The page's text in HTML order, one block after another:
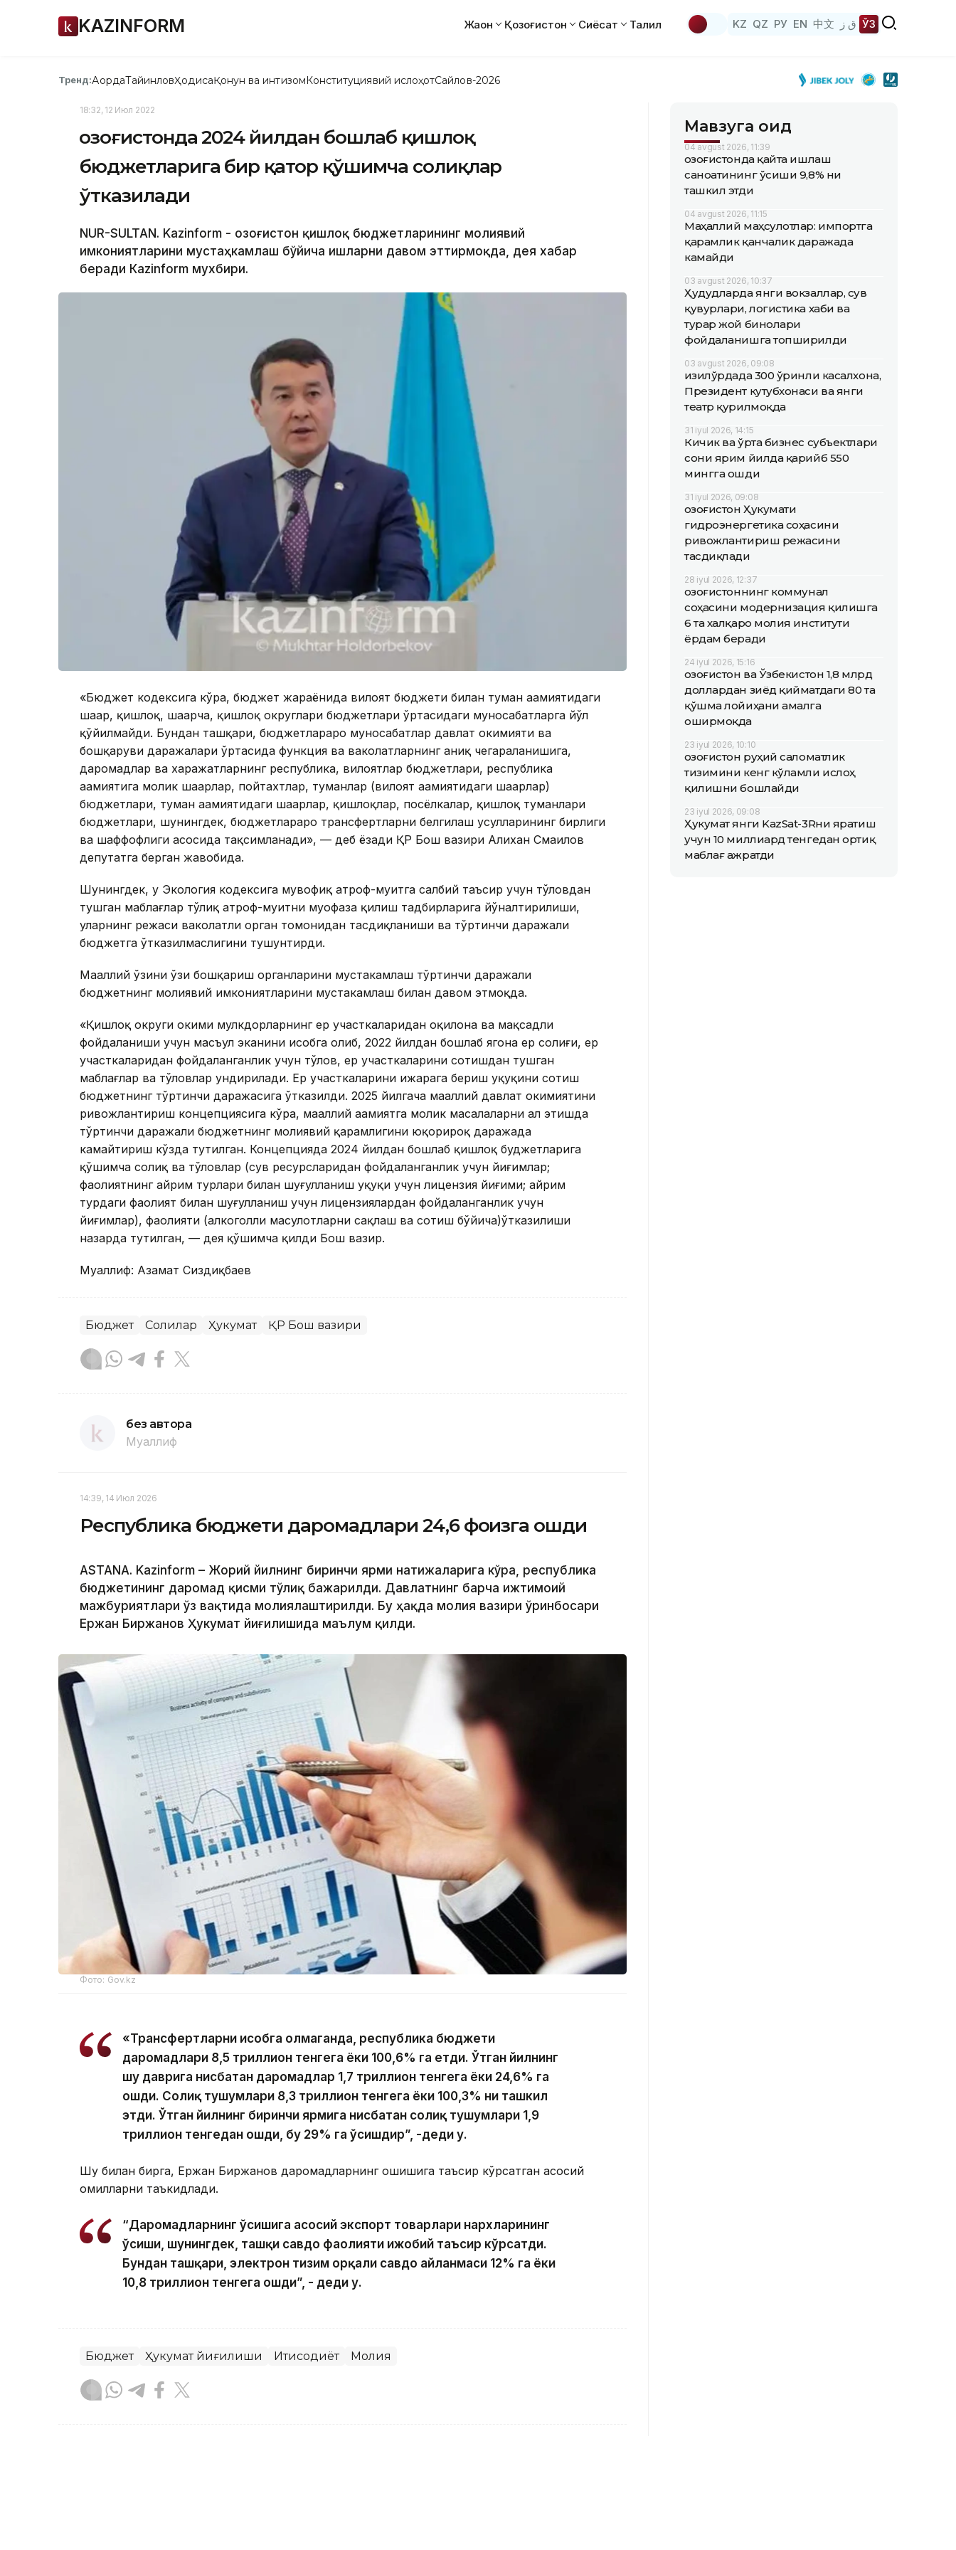
KAZINFORM Жаҳон Қозоғистон Сиёсат Таҳлил KZ QZ РУ EN 中文 ق ز ЎЗ
Тренд:АқордаТайинловҲодисаҚонун ва интизомКонституциявий ислоҳотСайлов-2026
18:32, 12 Июл 2022
Қозоғистонда 2024 йилдан бошлаб қишлоқ
бюджетларига бир қатор қўшимча солиқлар
ўтказилади
NUR-SULTAN. Kazinform - Қозоғистон қишлоқ бюджетларининг молиявий
имкониятларини мустаҳкамлаш бўйича ишларни давом эттирмоқда, дея хабар
беради Кazinform мухбири.
«Бюджет кодексига кўра, бюджет жараёнида вилоят бюджети билан туман аҳамиятидаги
шаҳар, қишлоқ, шаҳарча, қишлоқ округлари бюджетлари ўртасидаги муносабатларга йўл
қўйилмайди. Бундан ташқари, бюджетлараро муносабатлар давлат ҳокимияти ва
бошқаруви даражалари ўртасида функция ва ваколатларнинг аниқ чегараланишига,
даромадлар ва харажатларнинг республика, вилоятлар бюджетлари, республика
аҳамиятига молик шаҳарлар, пойтахтлар, туманлар (вилоят аҳамиятидаги шаҳарлар)
бюджетлари, туман аҳамиятидаги шаҳарлар, қишлоқлар, посёлкалар, қишлоқ туманлари
бюджетлари, шунингдек, бюджетлараро трансфертларни белгилаш усулларининг бирлиги
ва шаффофлиги асосида тақсимланади», — деб ёзади ҚР Бош вазири Алихан Смаилов
депутатга берган жавобида.
Шунингдек, у Экология кодексига мувофиқ атроф-муҳитга салбий таъсир учун тўловдан
тушган маблағлар тўлиқ атроф-муҳитни муҳофаза қилиш тадбирларига йўналтирилиши,
уларнинг режаси ваколатли орган томонидан тасдиқланиши ва тўртинчи даражали
бюджетга ўтказилмаслигини тушунтирди.
Маҳаллий ўзини ўзи бошқариш органларини мустаҳкамлаш тўртинчи даражали
бюджетнинг молиявий имкониятларини мустаҳкамлаш билан давом этмоқда.
«Қишлоқ округи ҳокими мулкдорларнинг ер участкаларидан оқилона ва мақсадли
фойдаланиши учун масъул эканини ҳисобга олиб, 2022 йилдан бошлаб ягона ер солиғи, ер
участкаларидан фойдаланганлик учун тўлов, ер участкаларини сотишдан тушган
маблағлар ва тўловлар ундирилади. Ер участкаларини ижарага бериш ҳуқуқини сотиш
бюджетнинг тўртинчи даражасига ўтказилди. 2025 йилгача маҳаллий давлат ҳокимиятини
ривожлантириш концепциясига кўра, маҳаллий аҳамиятга молик масалаларни ҳал этишда
тўртинчи даражали бюджетнинг молиявий қарамлигини юқорироқ даражада
камайтириш кўзда тутилган. Концепцияда 2024 йилдан бошлаб қишлоқ буджетларига
қўшимча солиқ ва тўловлар (сув ресурсларидан фойдаланганлик учун йиғимлар;
фаолиятнинг айрим турлари билан шуғулланиш ҳуқуқи учун лицензия йиғими; айрим
турдаги фаолият билан шуғулланиш учун лицензиялардан фойдаланганлик учун
йиғимлар), фаолияти (алкоголли маҳсулотларни сақлаш ва сотиш бўйича)ўтказилиши
назарда тутилган, — ​​дея қўшимча қилди Бош вазир.
Муаллиф: Азамат Сиздиқбаев
Бюджет Солиқлар Ҳукумат ҚР Бош вазири
без автора
Муаллиф
14:39, 14 Июл 2026
Республика бюджети даромадлари 24,6 фоизга ошди
ASTANA. Kazinform – Жорий йилнинг биринчи ярми натижаларига кўра, республика
бюджетининг даромад қисми тўлиқ бажарилди. Давлатнинг барча ижтимоий
мажбуриятлари ўз вақтида молиялаштирилди. Бу ҳақда молия вазири ўринбосари
Ержан Биржанов Ҳукумат йиғилишида маълум қилди.
Фото: Gov.kz
«Трансфертларни ҳисобга олмаганда, республика бюджети
даромадлари 8,5 триллион тенгега ёки 100,6% га етди. Ўтган йилнинг
шу даврига нисбатан даромадлар 1,7 триллион тенгега ёки 24,6% га
ошди. Солиқ тушумлари 8,3 триллион тенгега ёки 100,3% ни ташкил
этди. Ўтган йилнинг биринчи ярмига нисбатан солиқ тушумлари 1,9
триллион тенгедан ошди, бу 29% га ўсишдир”, -деди у.
Шу билан бирга, Ержан Биржанов даромадларнинг ошишига таъсир кўрсатган асосий
омилларни таъкидлади.
“Даромадларнинг ўсишига асосий экспорт товарлари нархларининг
ўсиши, шунингдек, ташқи савдо фаолияти ижобий таъсир кўрсатди.
Бундан ташқари, электрон тизим орқали савдо айланмаси 12% га ёки
10,8 триллион тенгега ошди”, - деди у.
Бюджет Ҳукумат йиғилиши Иқтисодиёт Молия
Мавзуга оид
04 avgust 2026, 11:39
Қозоғистонда қайта ишлаш
саноатининг ўсиши 9,8% ни
ташкил этди
04 avgust 2026, 11:15
Маҳаллий маҳсулотлар: импортга
қарамлик қанчалик даражада
камайди
03 avgust 2026, 10:37
Ҳудудларда янги вокзаллар, сув
қувурлари, логистика хаби ва
турар жой бинолари
фойдаланишга топширилди
03 avgust 2026, 09:08
Қизилўрдада 300 ўринли касалхона,
Президент кутубхонаси ва янги
театр қурилмоқда
31 iyul 2026, 14:15
Кичик ва ўрта бизнес субъектлари
сони ярим йилда қарийб 550
мингга ошди
31 iyul 2026, 09:08
Қозоғистон Ҳукумати
гидроэнергетика соҳасини
ривожлантириш режасини
тасдиқлади
28 iyul 2026, 12:37
Қозоғистоннинг коммунал
соҳасини модернизация қилишга
6 та халқаро молия институти
ёрдам беради
24 iyul 2026, 15:16
Қозоғистон ва Ўзбекистон 1,8 млрд
доллардан зиёд қийматдаги 80 та
қўшма лойиҳани амалга
оширмоқда
23 iyul 2026, 10:10
Қозоғистон руҳий саломатлик
тизимини кенг кўламли ислоҳ
қилишни бошлайди
23 iyul 2026, 09:08
Ҳукумат янги KazSat-3Rни яратиш
учун 10 миллиард тенгедан ортиқ
маблағ ажратди